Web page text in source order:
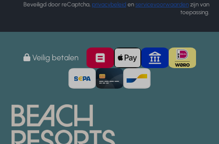
Beveiligd door reCaptcha, privacybeleid en servicevoorwaarden zijn van
toepassing.
Veilig betalen